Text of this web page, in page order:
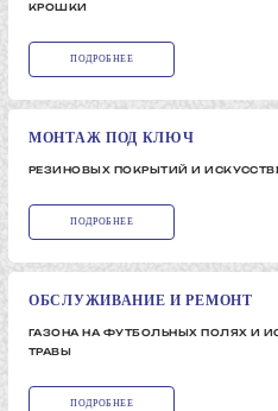
КРОШКИ
ПОДРОБНЕЕ
МОНТАЖ ПОД КЛЮЧ
РЕЗИНОВЫХ ПОКРЫТИЙ И
ПОДРОБНЕЕ
ОБСЛУЖИВАНИЕ И РЕМОНТ
ГАЗОНА НА ФУТБОЛЬНЫХ ПОЛЯХ И
ТРАВЫ
ПОДРОБНЕЕ